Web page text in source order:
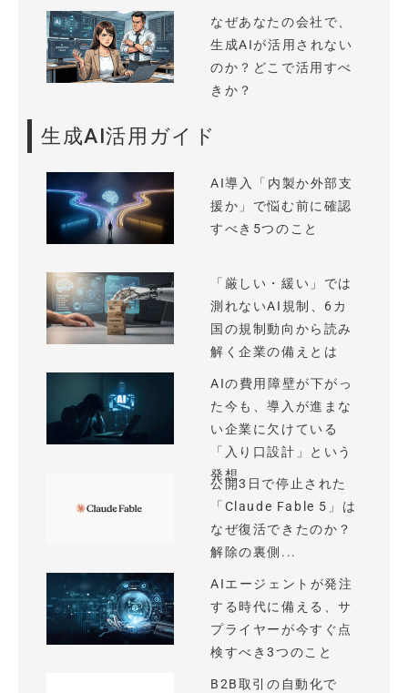
なぜあなたの会社で、
生成AIが活用されない
のか？どこで活用すべ
きか？
生成AI活用ガイド
AI導入「内製か外部支
援か」で悩む前に確認
すべき5つのこと
「厳しい・緩い」では
測れないAI規制、6カ
国の規制動向から読み
解く企業の備えとは
AIの費用障壁が下がっ
た今も、導入が進まな
い企業に欠けている
「入り口設計」という
発想
公開3日で停止された
「Claude Fable 5」は
なぜ復活できたのか？
解除の裏側...
AIエージェントが発注
する時代に備える、サ
プライヤーが今すぐ点
検すべき3つのこと
B2B取引の自動化で